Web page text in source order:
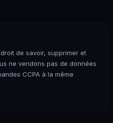
de savoir, supprimer et
ne vendons pas de données
CCPA à la même